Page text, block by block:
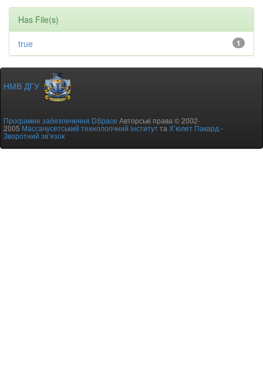
Has File(s)
1
true
НМВ ДГУ
Програмне забезпечення DSpace Авторські права © 2002-
2005Массачусетський технологічний інститутта Х’юлет Пакард -
Зворотний зв’язок